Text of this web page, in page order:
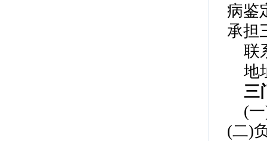
病鉴
承担
联
地
三
(
(二)